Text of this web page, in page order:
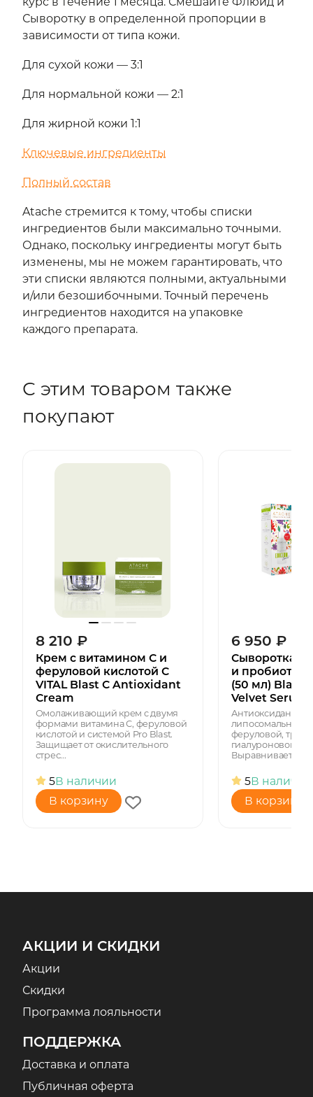
Сыворотку в определенной пропорции в
зависимости от типа кожи.
Для сухой кожи — 3:1
Для нормальной кожи — 2:1
Для жирной кожи 1:1
Ключевые ингредиенты
Полный состав
Atache стремится к тому, чтобы списки
ингредиентов были максимально точными.
Однако, поскольку ингредиенты могут быть
изменены, мы не можем гарантировать, что
эти списки являются полными, актуальными
и/или безошибочными. Точный перечень
ингредиентов находится на упаковке
каждого препарата.
С этим товаром также
покупают
8 210 ₽
Крем с витамином С и
феруловой кислотой C
VITAL Blast C Antioxidant
Cream
Омолаживающий крем с двумя
формами витамина С, феруловой
кислотой и системой Pro Blast.
Защищает от окислительного
стрес...
5В наличии
В корзину
6 950 ₽
Сыворотка с
и
(50 мл) Blast
Velvet Serum
Антиоксидантная
липосомальным
феруловой,
гиалуроновой
Выравнивает то...
5В наличии
В корзину
АКЦИИ И СКИДКИ
Акции
Скидки
Программа лояльности
ПОДДЕРЖКА
Доставка и оплата
Публичная оферта